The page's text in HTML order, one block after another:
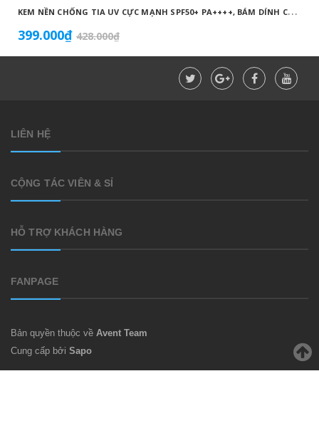
K
EM NỀN CHỐNG TIA UV CỰC MẠNH SPF50+ PA++++, BÁM DÍNH CAO, KHÔNG VÓN CỤC, DƯỠNG ẨM VÀ DƯỠNG TRẮNG DA HOÀN HẢO NO.23 (MÀU BEIGE) - ATOMY BB ABSOLUTE 23 - 애터미 앱솔루트 BB - АТОМИ АБСОЛЮТ BB №23
399.000₫ 428.000₫
LIÊN HỆ
CỘNG TÁC VIÊN & SỈ
HỖ TRỢ KHÁCH HÀNG
FANPAGE
Bản quyền thuộc về Avent Team
Cung cấp bởi Sapo